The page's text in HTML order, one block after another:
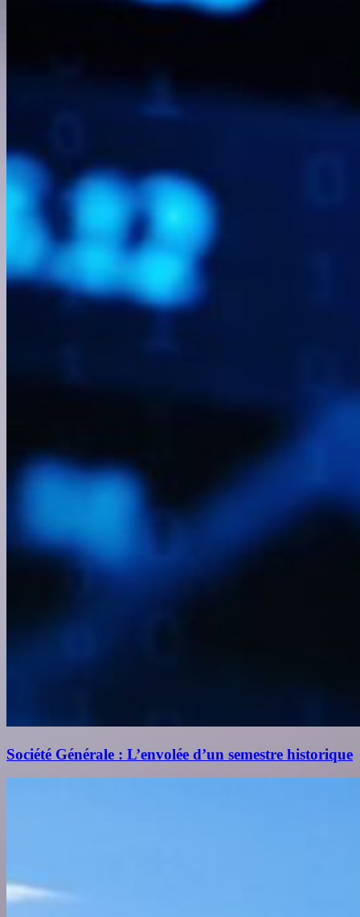
Société Générale : L’envolée d’un semestre historique